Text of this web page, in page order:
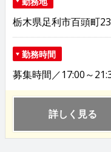
栃木県足利市百頭町
勤務時間
募集時間／17:00～
詳しく見る